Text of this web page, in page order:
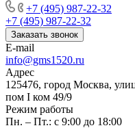
+7 (495) 987-22-32
+7 (495) 987-22-32
Заказать звонок
E-mail
info@gms1520.ru
Адрес
125476, город Москва,
пом I ком 49/9
Режим работы
Пн. – Пт.: с 9:00 до 18:00